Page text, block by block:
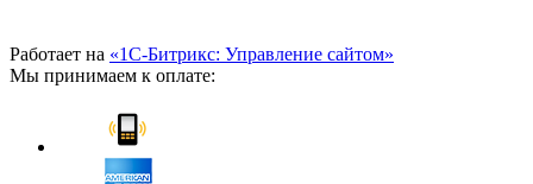
Работает на «1С-Битрикс: Управление сайтом»
Мы принимаем к оплате: